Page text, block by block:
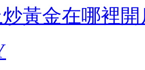
黃金在哪裡